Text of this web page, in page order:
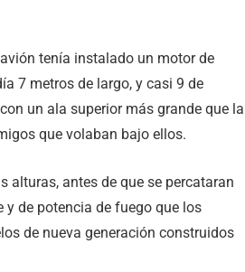
tenía instalado un motor de
7 metros de largo, y casi 9 de
un ala superior más grande que la
que volaban bajo ellos.
alturas, antes de que se percataran
y de potencia de fuego que los
de nueva generación construidos